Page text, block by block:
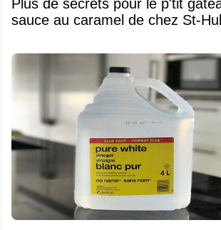
Plus de secrets pour le p'tit
sauce au caramel de chez St-